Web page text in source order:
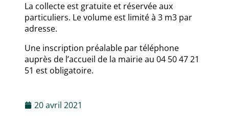
La collecte est gratuite et réservée aux
particuliers. Le volume est limité à 3 m3 par
adresse.
Une inscription préalable par téléphone
auprès de l’accueil de la mairie au 04 50 47 21
51 est obligatoire.
20 avril 2021